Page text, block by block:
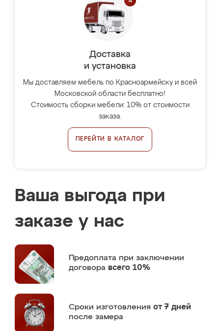
Доставка
и установка
Мы доставляем мебель по Красноармейску и всей
Московской области бесплатно!
Стоимость сборки мебели: 10% от стоимости
заказа.
ПЕРЕЙТИ В КАТАЛОГ
Ваша выгода при
заказе у нас
Предоплата при заключении
договора всего 10%
Сроки изготовления от 7 дней
после замера